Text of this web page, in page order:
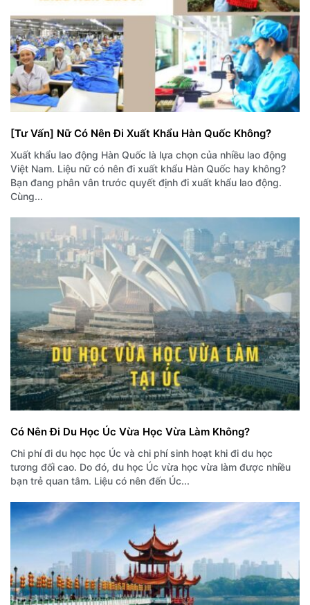
[Tư Vấn] Nữ Có Nên Đi Xuất Khẩu Hàn Quốc Không?
Xuất khẩu lao động Hàn Quốc là lựa chọn của nhiều lao động
Việt Nam. Liệu nữ có nên đi xuất khẩu Hàn Quốc hay không?
Bạn đang phân vân trước quyết định đi xuất khẩu lao động.
Cùng...
Có Nên Đi Du Học Úc Vừa Học Vừa Làm Không?
Chi phí đi du học học Úc và chi phí sinh hoạt khi đi du học
tương đối cao. Do đó, du học Úc vừa học vừa làm được nhiều
bạn trẻ quan tâm. Liệu có nên đến Úc...